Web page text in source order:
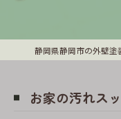
お家の汚れス